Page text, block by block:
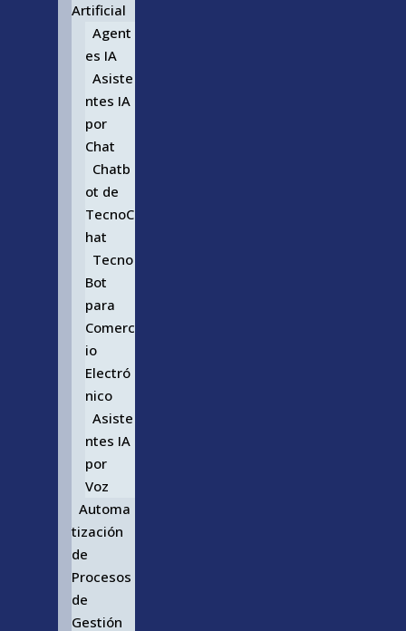
Artificial
Agent
es IA
Asiste
ntes IA
por
Chat
Chatb
ot de
TecnoC
hat
Tecno
Bot
para
Comerc
io
Electró
nico
Asiste
ntes IA
por
Voz
Automa
tización
de
Procesos
de
Gestión